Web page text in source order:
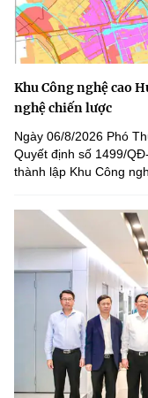
Khu Công nghệ cao
nghệ chiến lược
Ngày 06/8/2026 Phó
Quyết định số 1499/
thành lập Khu Công